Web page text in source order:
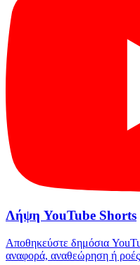
Λήψη YouTube Shorts
Αποθηκεύστε δημόσια
αναφορά, αναθεώρηση ή ροές